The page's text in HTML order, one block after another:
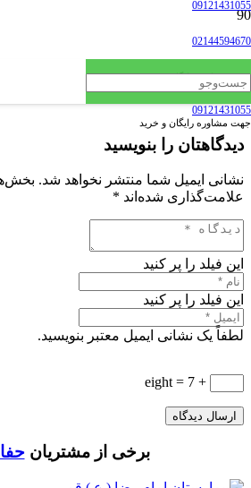
09121431055
02144594670
جهت مشاوره رایگان و خرید
09121431055
جهت مشاوره رایگان و خرید
دیدگاهتان را بنویسید
نشانی ایمیل شما منتشر نخواهد شد.
علامت‌گذاری شده‌اند *
این فیلد را پر کنید
این فیلد را پر کنید
لطفاً یک نشانی ایمیل معتبر بنویسید.
+ 7 = eight
ارسال دیدگاه
برخی از مشتریان